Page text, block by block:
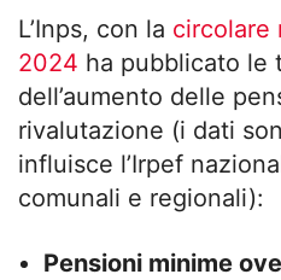
L’Inps, con la circolare
2024 ha pubblicato le
dell’aumento delle
rivalutazione (i dati
influisce l’Irpef
comunali e regionali):
Pensioni minime